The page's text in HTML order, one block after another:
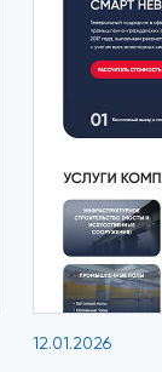
12.01.2026